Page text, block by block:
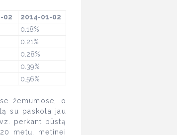
02
2014-01-02
0.18%
0.21%
0.28%
0.39%
0.56%
žemumose, o
su paskola jau
perkant būstą
metų, metinei